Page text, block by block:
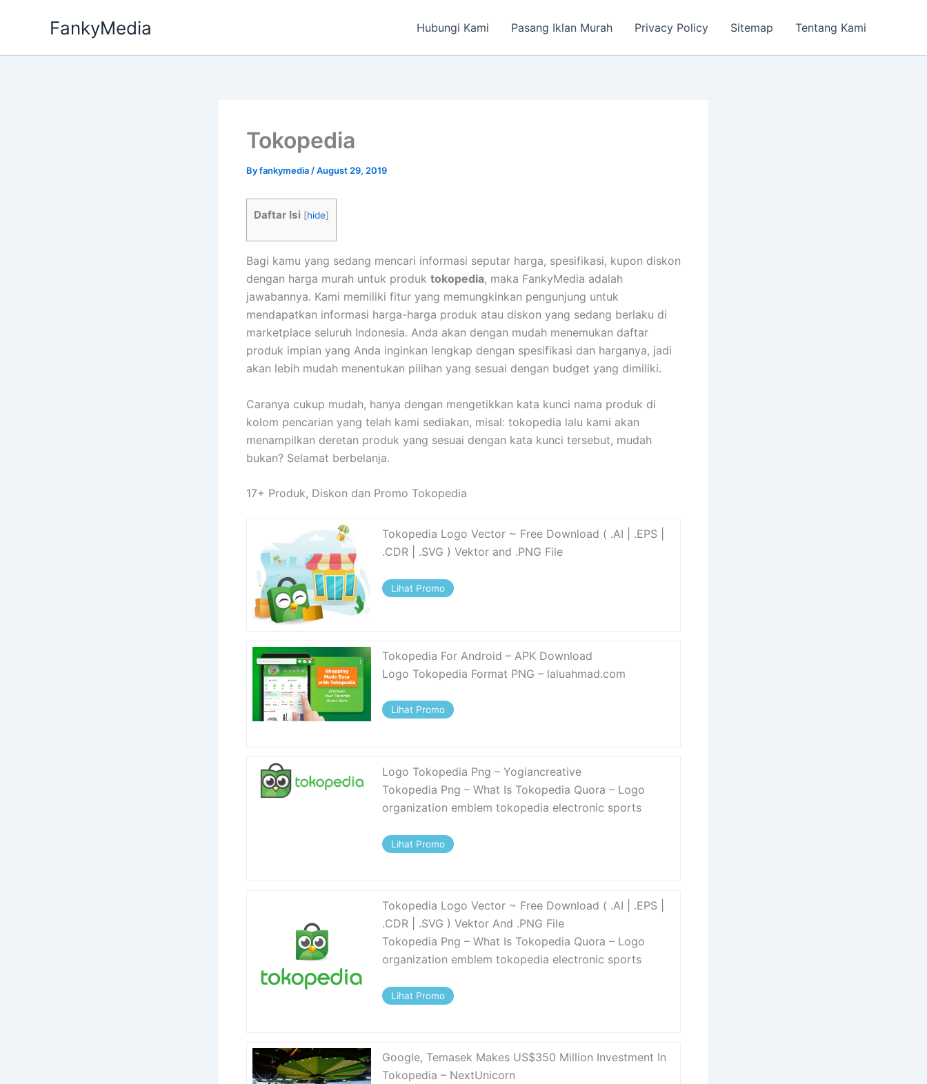
FankyMedia Hubungi Kami Pasang Iklan Murah Privacy Policy Sitemap Tentang Kami
Tokopedia
Byfankymedia /August 29, 2019
Daftar Isi [hide]
Bagi kamu yang sedang mencari informasi seputar harga, spesifikasi, kupon diskon
dengan harga murah untuk produk tokopedia, maka FankyMedia adalah
jawabannya. Kami memiliki fitur yang memungkinkan pengunjung untuk
mendapatkan informasi harga-harga produk atau diskon yang sedang berlaku di
marketplace seluruh Indonesia. Anda akan dengan mudah menemukan daftar
produk impian yang Anda inginkan lengkap dengan spesifikasi dan harganya, jadi
akan lebih mudah menentukan pilihan yang sesuai dengan budget yang dimiliki.
Caranya cukup mudah, hanya dengan mengetikkan kata kunci nama produk di
kolom pencarian yang telah kami sediakan, misal: tokopedia lalu kami akan
menampilkan deretan produk yang sesuai dengan kata kunci tersebut, mudah
bukan? Selamat berbelanja.
17+ Produk, Diskon dan Promo Tokopedia
Tokopedia Logo Vector ~ Free Download ( .AI | .EPS |
.CDR | .SVG ) Vektor and .PNG File
Lihat Promo
Tokopedia For Android – APK Download
Logo Tokopedia Format PNG – laluahmad.com
Lihat Promo
Logo Tokopedia Png – Yogiancreative
Tokopedia Png – What Is Tokopedia Quora – Logo
organization emblem tokopedia electronic sports
Lihat Promo
Tokopedia Logo Vector ~ Free Download ( .AI | .EPS |
.CDR | .SVG ) Vektor And .PNG File
Tokopedia Png – What Is Tokopedia Quora – Logo
organization emblem tokopedia electronic sports
Lihat Promo
Google, Temasek Makes US$350 Million Investment In
Tokopedia – NextUnicorn